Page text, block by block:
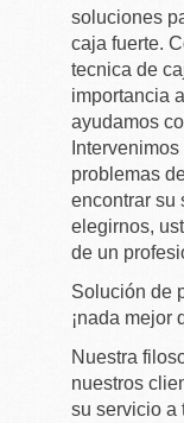
soluciones
caja fuerte.
tecnica de
importancia
ayudamos
problemas
encontrar su
elegirnos,
de un
Solución de
¡nada mejor
Nuestra
nuestros
su servicio a